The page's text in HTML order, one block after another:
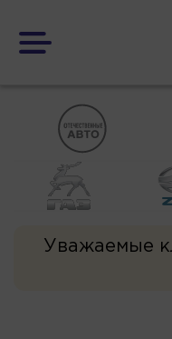
Уважаемые